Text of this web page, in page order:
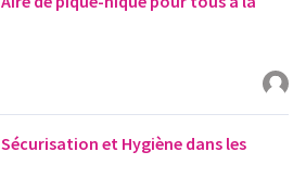
Sécurisation et Hygiène dans les